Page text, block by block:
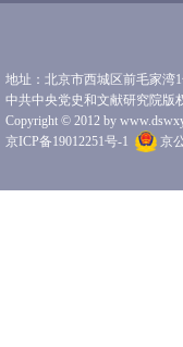
地址：北京市西城区前毛家湾
中共中央党史和文献研究院版
Copyright © 2012 by
京ICP备19012251号-1
京